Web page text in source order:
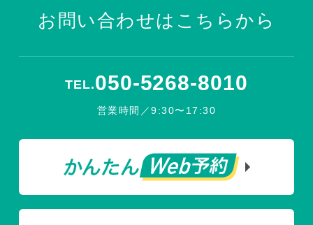
お問い合わせはこちらから
TEL.050-5268-8010
営業時間／9:30〜17:30